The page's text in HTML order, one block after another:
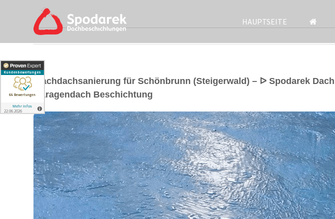
HAUPTSEITE
Flachdachsanierung für Schönbrunn (Steigerwald) – ᐅ Spodarek
Garagendach Beschichtung